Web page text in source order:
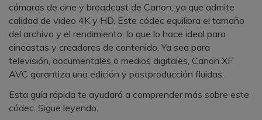
cámaras de cine y broadcast de Canon, ya que admite
calidad de video 4K y HD. Este códec equilibra el tamaño
del archivo y el rendimiento, lo que lo hace ideal para
cineastas y creadores de contenido. Ya sea para
televisión, documentales o medios digitales, Canon XF
AVC garantiza una edición y postproducción fluidas.
Esta guía rápida te ayudará a comprender más sobre este
códec. Sigue leyendo.